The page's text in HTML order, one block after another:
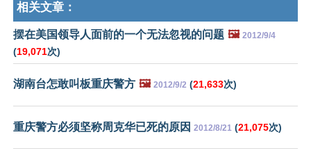
相关文章：
摆在美国领导人面前的一个无法忽视的问题 🖼️ 2012/9/4
(19,071次)
湖南台怎敢叫板重庆警方 🖼️ 2012/9/2 (21,633次)
重庆警方必须坚称周克华已死的原因 2012/8/21 (21,075次)